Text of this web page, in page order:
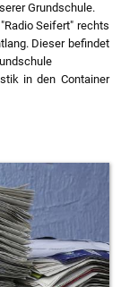
Grundschule.
Seifert" rechts
Dieser befindet
in den Container